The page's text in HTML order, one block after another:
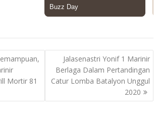
Mortir 81
Jalasenastri Yonif 1 Marinir
Berlaga Dalam Pertandingan
Catur Lomba Batalyon Unggul
2020